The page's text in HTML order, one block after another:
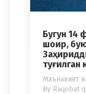
Бугун 14
шоир,
туғилган
Маънавият
By Raqobat